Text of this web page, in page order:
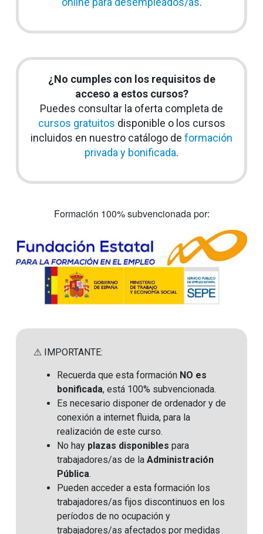
¿No cumples con los requisitos de
acceso a estos cursos?
Puedes consultar la oferta completa de
cursos gratuitos disponible o los cursos
incluidos en nuestro catálogo de formación
privada y bonificada.
Formación 100% subvencionada por:
⚠ IMPORTANTE:
Recuerda que esta formación NO es
bonificada, está 100% subvencionada.
Es necesario disponer de ordenador y de
conexión a internet fluida, para la
realización de este curso.
No hay plazas disponibles para
trabajadores/as de la Administración
Pública.
Pueden acceder a esta formación los
trabajadores/as fijos discontinuos en los
períodos de no ocupación y
trabajadores/as afectados por medidas